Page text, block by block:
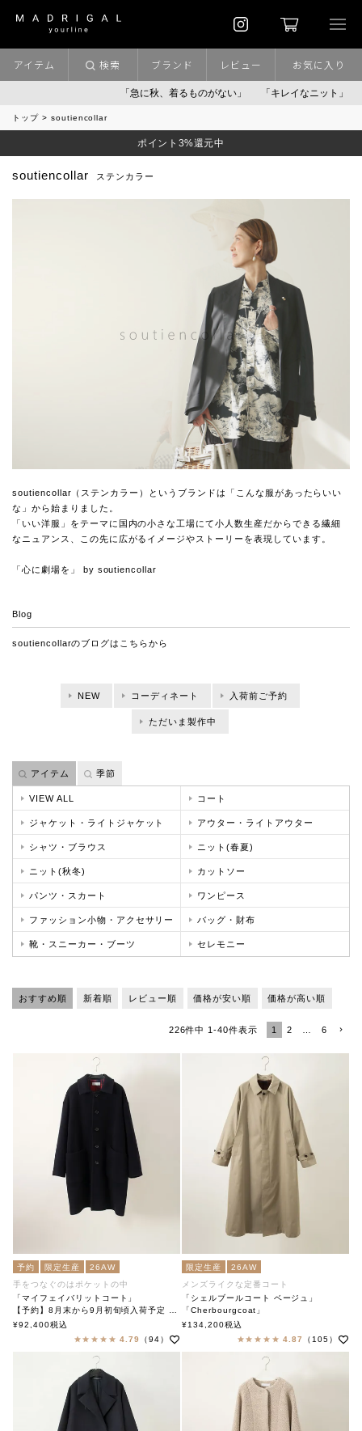
「急に秋、着るものがない」 「キレイなニット」 ポイ
アイテム 検索 ブランド レビュー お気に入り
トップ soutiencollar
ポイント3%還元中
soutiencollar ステンカラー
soutiencollar（ステンカラー）というブランドは「こんな服があったらいい
な」から始まりました。
「いい洋服」をテーマに国内の小さな工場にて小人数生産だからできる繊細
なニュアンス、この先に広がるイメージやストーリーを表現しています。
「心に劇場を」 by soutiencollar
Blog
soutiencollarのブログは こちらから
アイテム 季節
NEW コーディネート 入荷前ご予約
ただいま製作中
VIEW ALL コート
ジャケット・ライトジャケット アウター・ライトアウター
シャツ・ブラウス ニット(春夏)
ニット(秋冬) カットソー
パンツ・スカート ワンピース
ファッション小物・アクセサリー バッグ・財布
靴・スニーカー・ブーツ セレモニー
おすすめ順 新着順 レビュー順 価格が安い順 価格が高い順
226件中 1-40件表示 1 2 6
予約 限定生産
26AW
手をつなぐのはポケットの中
「マイフェイバリットコート」
【予約】8月末から9月初旬頃入荷予定 「My Favorite Coat」
soutiencollar（ステンカラー）
¥92,400税込
4.79
（94）
限定生産
26AW
メンズライクな定番コート
「シェルブールコート ベージュ」
「Cherbourgcoat」
soutiencollar（ステンカラー）
¥134,200税込
4.87
（105）